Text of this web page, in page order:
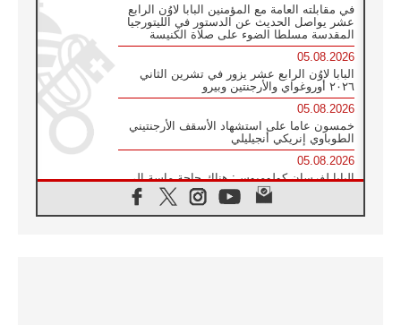
في مقابلته العامة مع المؤمنين البابا لاوُن الرابع
عشر يواصل الحديث عن الدستور في الليتورجيا
المقدسة مسلطا الضوء على صلاة الكنيسة
05.08.2026
البابا لاوُن الرابع عشر يزور في تشرين الثاني
٢٠٢٦ أوروغواي والأرجنتين وبيرو
05.08.2026
خمسون عاما على استشهاد الأسقف الأرجنتيني
الطوباوي إنريكي أنجيليلي
05.08.2026
البابا لفرسان كولومبوس: هناك حاجة ماسة إلى
أنبياء تناغم يسعون إلى بناء الجسور
04.08.2026